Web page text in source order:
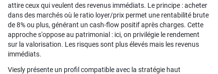
attire ceux qui veulent des revenus immédiats. Le principe : acheter
dans des marchés où le ratio loyer/prix permet une rentabilité brute
de 8% ou plus, générant un cash-flow positif après charges. Cette
approche s'oppose au patrimonial : ici, on privilégie le rendement
sur la valorisation. Les risques sont plus élevés mais les revenus
immédiats.
Viesly présente un profil compatible avec la stratégie haut